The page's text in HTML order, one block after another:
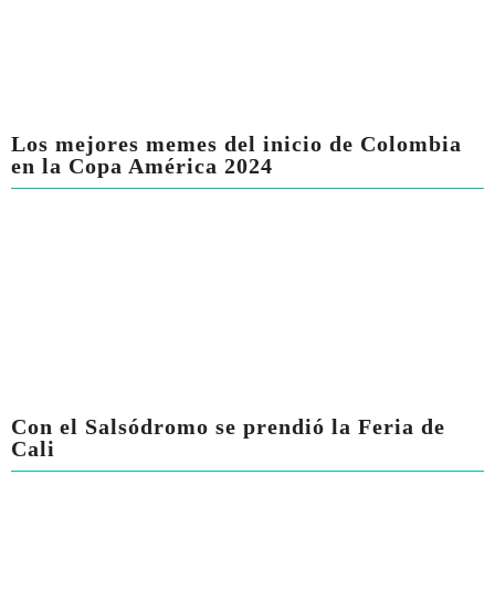
Los mejores memes del inicio de Colombia
en la Copa América 2024
Con el Salsódromo se prendió la Feria de
Cali